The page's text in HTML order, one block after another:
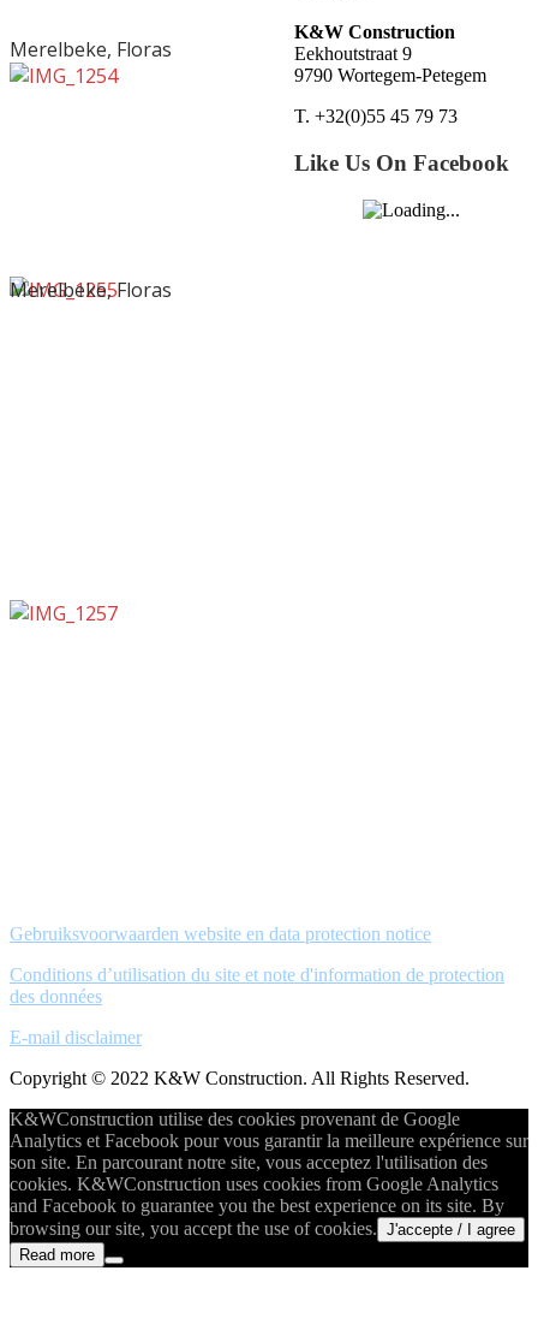
Merelbeke, Floras
Merelbeke, Floras
K&W Construction
Eekhoutstraat 9
9790 Wortegem-Petegem
T. +32(0)55 45 79 73
Like Us On Facebook
Gebruiksvoorwaarden website en data protection notice
Conditions d’utilisation du site et note d'information de protection
des données
E-mail disclaimer
Copyright © 2022 K&W Construction. All Rights Reserved.
K&WConstruction utilise des cookies provenant de Google
Analytics et Facebook pour vous garantir la meilleure expérience sur
son site. En parcourant notre site, vous acceptez l'utilisation des
cookies. K&WConstruction uses cookies from Google Analytics
and Facebook to guarantee you the best experience on its site. By
browsing our site, you accept the use of cookies. J'accepte / I agree
Read more